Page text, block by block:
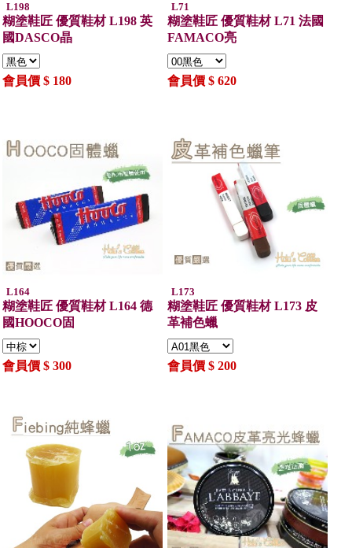
L198
糊塗鞋匠 優質鞋材 L198 英
國DASCO晶
會員價 $ 180
L71
糊塗鞋匠 優質鞋材 L71 法國
FAMACO亮
會員價 $ 620
L164
糊塗鞋匠 優質鞋材 L164 德
國HOOCO固
會員價 $ 300
L173
糊塗鞋匠 優質鞋材 L173 皮
革補色蠟
會員價 $ 200